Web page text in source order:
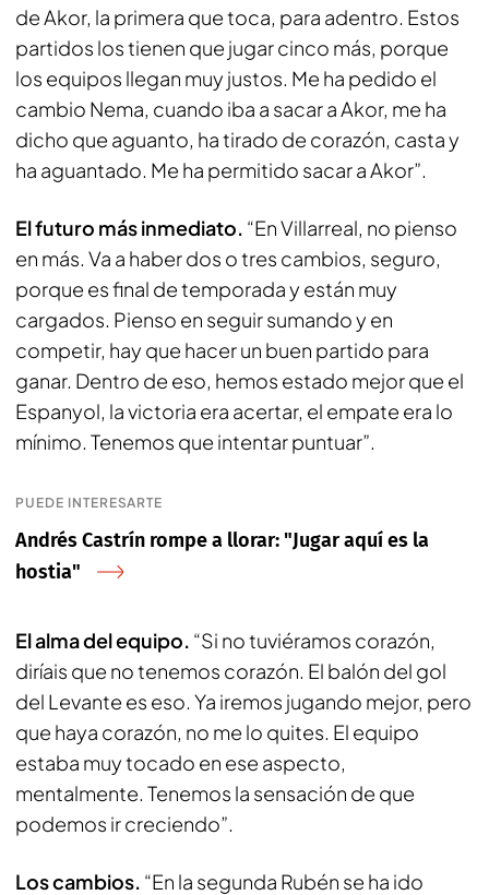
de Akor, la primera que toca, para adentro. Estos
partidos los tienen que jugar cinco más, porque
los equipos llegan muy justos. Me ha pedido el
cambio Nema, cuando iba a sacar a Akor, me ha
dicho que aguanto, ha tirado de corazón, casta y
ha aguantado. Me ha permitido sacar a Akor”.
El futuro más inmediato. “En Villarreal, no pienso
en más. Va a haber dos o tres cambios, seguro,
porque es final de temporada y están muy
cargados. Pienso en seguir sumando y en
competir, hay que hacer un buen partido para
ganar. Dentro de eso, hemos estado mejor que el
Espanyol, la victoria era acertar, el empate era lo
mínimo. Tenemos que intentar puntuar”.
PUEDE INTERESARTE
Andrés Castrín rompe a llorar: "Jugar aquí es la
hostia"
El alma del equipo. “Si no tuviéramos corazón,
diríais que no tenemos corazón. El balón del gol
del Levante es eso. Ya iremos jugando mejor, pero
que haya corazón, no me lo quites. El equipo
estaba muy tocado en ese aspecto,
mentalmente. Tenemos la sensación de que
podemos ir creciendo”.
Los cambios. “En la segunda Rubén se ha ido